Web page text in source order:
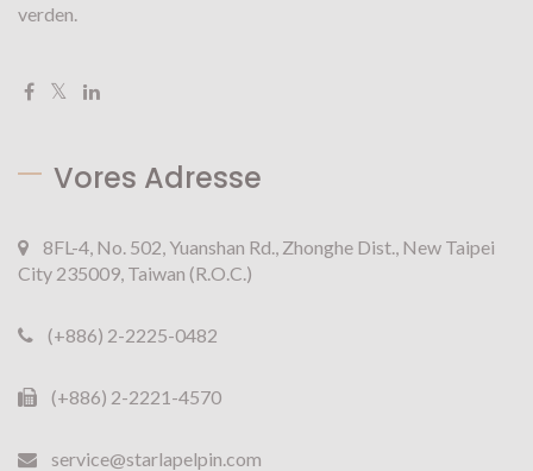
verden.
Vores Adresse
8FL-4, No. 502, Yuanshan Rd., Zhonghe Dist., New Taipei
City 235009, Taiwan (R.O.C.)
(+886) 2-2225-0482
(+886) 2-2221-4570
service@starlapelpin.com